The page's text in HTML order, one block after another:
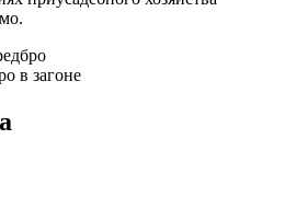
в загоне